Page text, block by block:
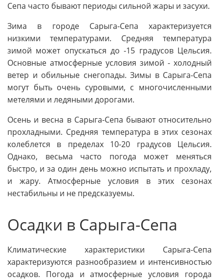
Сепа часто бывают периоды сильной жары и засухи.
Зима в городе Сарыга-Сепа характеризуется
низкими температурами. Средняя температура
зимой может опускаться до -15 градусов Цельсия.
Основные атмосферные условия зимой - холодный
ветер и обильные снегопады. Зимы в Сарыга-Сепа
могут быть очень суровыми, с многочисленными
метелями и ледяными дорогами.
Осень и весна в Сарыга-Сепа бывают относительно
прохладными. Средняя температура в этих сезонах
колеблется в пределах 10-20 градусов Цельсия.
Однако, весьма часто погода может меняться
быстро, и за один день можно испытать и прохладу,
и жару. Атмосферные условия в этих сезонах
нестабильны и не предсказуемы.
Осадки в Сарыга-Сепа
Климатические характеристики Сарыга-Сепа
характеризуются разнообразием и интенсивностью
осадков. Погода и атмосферные условия города